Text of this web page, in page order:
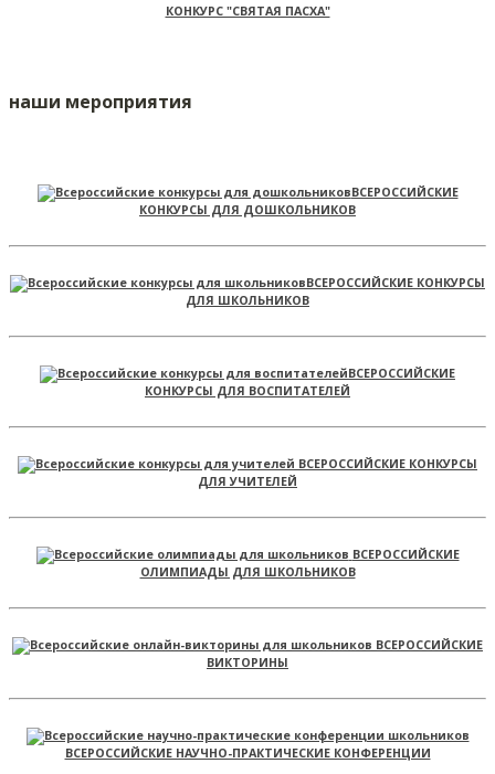
КОНКУРС "СВЯТАЯ ПАСХА"
наши мероприятия
ВСЕРОССИЙСКИЕ
КОНКУРСЫ ДЛЯ ДОШКОЛЬНИКОВ
ВСЕРОССИЙСКИЕ КОНКУРСЫ
ДЛЯ ШКОЛЬНИКОВ
ВСЕРОССИЙСКИЕ
КОНКУРСЫ ДЛЯ ВОСПИТАТЕЛЕЙ
ВСЕРОССИЙСКИЕ КОНКУРСЫ
ДЛЯ УЧИТЕЛЕЙ
ВСЕРОССИЙСКИЕ
ОЛИМПИАДЫ ДЛЯ ШКОЛЬНИКОВ
ВСЕРОССИЙСКИЕ
ВИКТОРИНЫ
ВСЕРОССИЙСКИЕ НАУЧНО-ПРАКТИЧЕСКИЕ КОНФЕРЕНЦИИ